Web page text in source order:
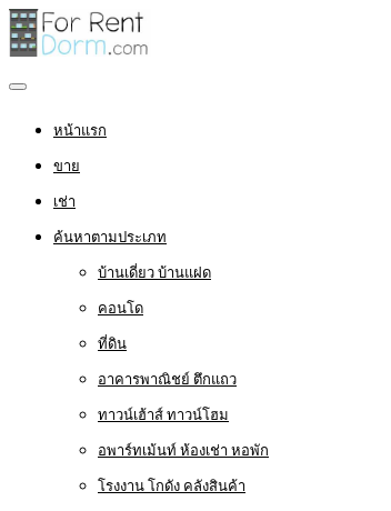
หน้าแรก
ขาย
เช่า
ค้นหาตามประเภท
บ้านเดี่ยว บ้านแฝด
คอนโด
ที่ดิน
อาคารพาณิชย์ ตึกแถว
ทาวน์เฮ้าส์ ทาวน์โฮม
อพาร์ทเม้นท์ ห้องเช่า หอพัก
โรงงาน โกดัง คลังสินค้า